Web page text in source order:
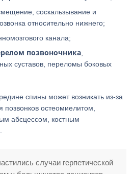
соскальзывание и
относительно нижнего;
канала;
позвоночника
суставов, переломы боковых
спины может возникать из-за
остеомиелитом,
абсцессом, костным
случаи герпетической